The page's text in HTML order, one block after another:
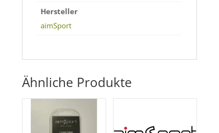
Hersteller
aimSport
Ähnliche Produkte